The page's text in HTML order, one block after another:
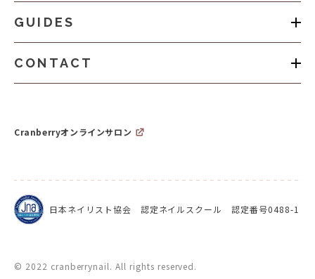
GUIDES
CONTACT
Cranberryオンラインサロン
© 2022 cranberrynail. All rights reserved.
日本ネイリスト協会 認定ネイルスクール 認定番号0488-1